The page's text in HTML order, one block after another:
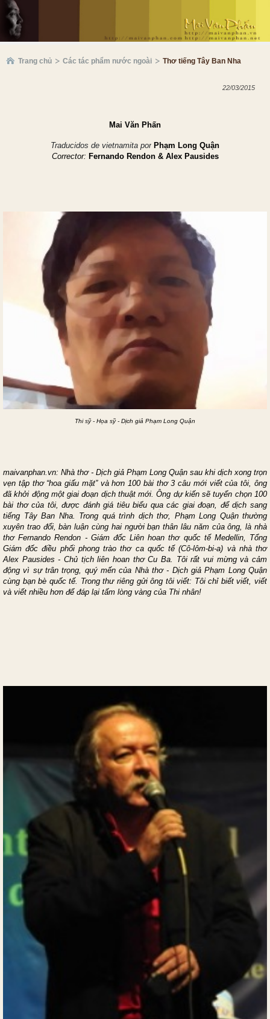
Trang chủ Các tác phẩm nước ngoài Thơ tiếng Tây Ban Nha
22/03/2015
Mai Văn Phấn
Traducidos de vietnamita por Phạm Long Quận
Corrector: Fernando Rendon & Alex Pausides
Thi sỹ - Họa sỹ - Dịch giả Phạm Long Quận
maivanphan.vn: Nhà thơ - Dịch giả Phạm Long Quận sau khi dịch xong trọn
vẹn tập thơ “hoa giấu mặt” và hơn 100 bài thơ 3 câu mới viết của tôi, ông
đã khởi động một giai đoạn dịch thuật mới. Ông dự kiến sẽ tuyển chọn 100
bài thơ của tôi, được đánh giá tiêu biểu qua các giai đoạn, để dịch sang
tiếng Tây Ban Nha. Trong quá trình dịch thơ, Phạm Long Quận thường
xuyên trao đổi, bàn luận cùng hai người bạn thân lâu năm của ông, là nhà
thơ Fernando Rendon - Giám đốc Liên hoan thơ quốc tế Medellin, Tổng
Giám đốc điều phối phong trào thơ ca quốc tế (Cô-lôm-bi-a) và nhà thơ
Alex Pausides - Chủ tịch liên hoan thơCu Ba. Tôi rất vui mừng và cảm
động vì sự trân trọng, quý mến của Nhà thơ - Dịch giả Phạm Long Quận
cùng bạn bè quốc tế. Trong thư riêng gửi ông tôi viết: Tôi chỉ biết viết, viết
và viết nhiều hơn để đáp lại tấm lòng vàng của Thi nhân!